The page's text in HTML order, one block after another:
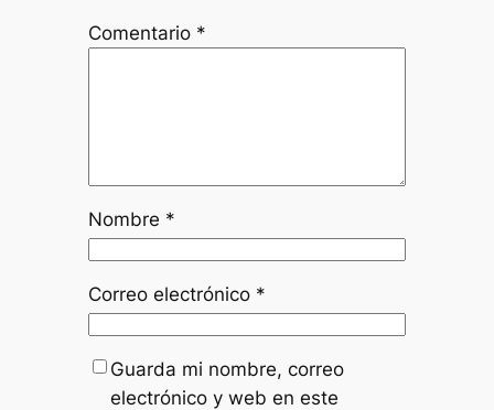
Comentario *
Nombre *
Correo electrónico *
Guarda mi nombre, correo
electrónico y web en este